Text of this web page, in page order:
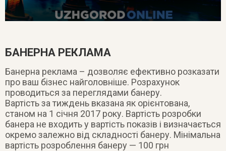
ПУБЛІКАЦІЇ
БАНЕРНА РЕКЛАМА
Банерна реклама – дозволяє ефективно розказати
про ваш бізнес найголовніше. Розрахунок
проводиться за переглядами банеру.
Вартість за тиждень вказана як орієнтована,
станом на 1 січня 2017 року. Вартість розробки
банера не входить у вартість показів і визначається
окремо залежно від складності банеру. Мінімальна
вартість розроблення банеру — 100 грн